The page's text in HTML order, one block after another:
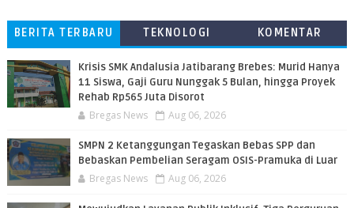
BERITA TERBARU TEKNOLOGI
KOMENTAR
Krisis SMK Andalusia Jatibarang Brebes: Murid Hanya
11 Siswa, Gaji Guru Nunggak 5 Bulan, hingga Proyek
Rehab Rp565 Juta Disorot
Bregas News Aug 06, 2026
SMPN 2 Ketanggungan Tegaskan Bebas SPP dan
Bebaskan Pembelian Seragam OSIS-Pramuka di Luar
Bregas News Aug 06, 2026